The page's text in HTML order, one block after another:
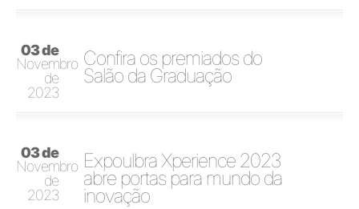
03 de
Novembro
de
2023
Confira os premiados do
Salão da Graduação
03 de
Novembro
de
2023
Expoulbra Xperience 2023
abre portas para mundo da
inovação